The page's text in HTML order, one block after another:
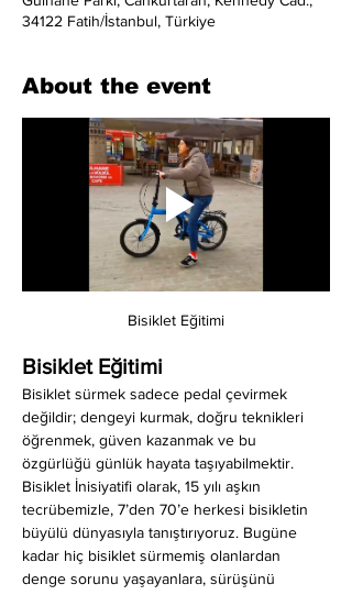
34122 Fatih/İstanbul, Türkiye
About the event
Bisiklet Eğitimi
Bisiklet Eğitimi
Bisiklet sürmek sadece pedal çevirmek
değildir; dengeyi kurmak, doğru teknikleri
öğrenmek, güven kazanmak ve bu
özgürlüğü günlük hayata taşıyabilmektir.
Bisiklet İnisiyatifi olarak, 15 yılı aşkın
tecrübemizle, 7’den 70’e herkesi bisikletin
büyülü dünyasıyla tanıştırıyoruz. Bugüne
kadar hiç bisiklet sürmemiş olanlardan
denge sorunu yaşayanlara, sürüşünü